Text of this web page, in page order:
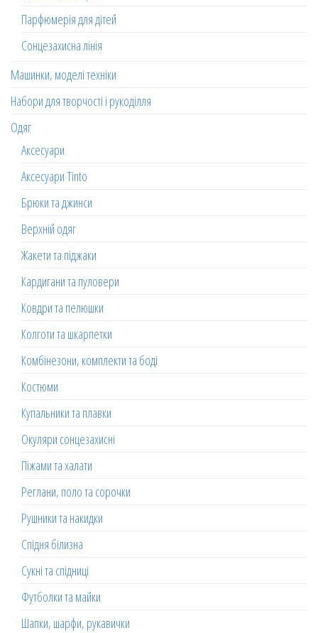
Парфюмерія для дітей
Сонцезахисна лінія
Машинки, моделі техніки
Набори для творчості і рукоділля
Одяг
Аксесуари
Аксесуари Tinto
Брюки та джинси
Верхній одяг
Жакети та піджаки
Кардигани та пуловери
Ковдри та пелюшки
Колготи та шкарпетки
Комбінезони, комплекти та боді
Костюми
Купальники та плавки
Окуляри сонцезахисні
Піжами та халати
Реглани, поло та сорочки
Рушники та накидки
Спідня білизна
Сукні та спідниці
Футболки та майки
Шапки, шарфи, рукавички